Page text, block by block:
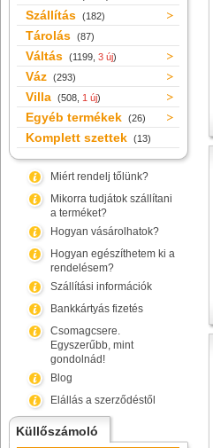
Szállítás (182)
Tárolás (87)
Váltás (1199, 3 új)
Váz (293)
Villa (508, 1 új)
Egyéb termékek (26)
Komplett szettek (13)
Miért rendelj tőlünk?
Mikorra tudjátok szállítani
a terméket?
Hogyan vásárolhatok?
Hogyan egészíthetem ki a
rendelésem?
Szállítási információk
Bankkártyás fizetés
Csomagcsere.
Egyszerűbb, mint
gondolnád!
Blog
Elállás a szerződéstől
Küllőszámoló